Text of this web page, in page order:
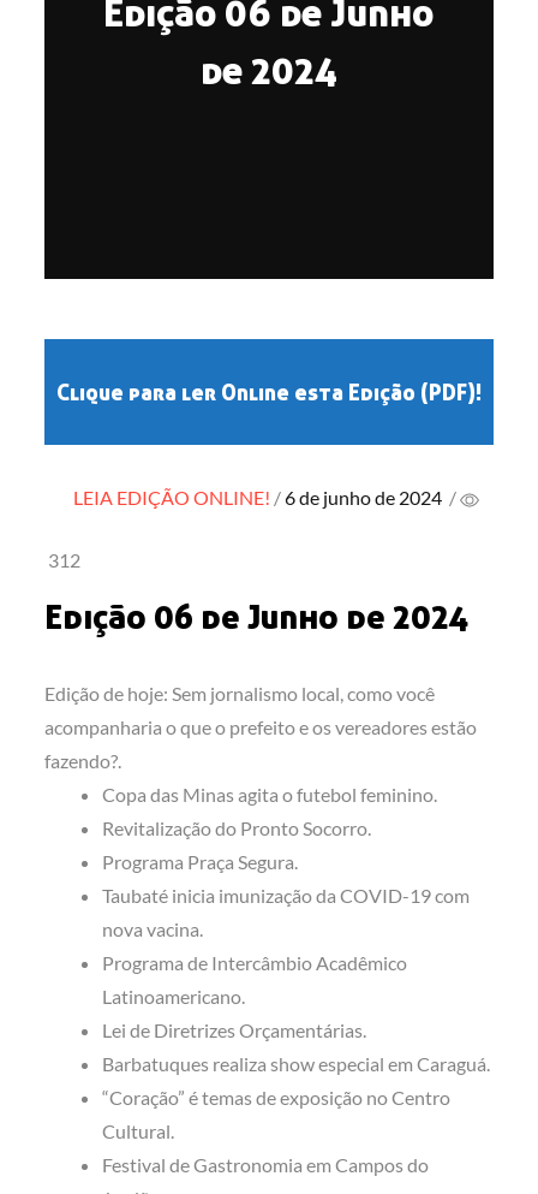
Edição 06 de Junho
de 2024
Clique para ler Online esta Edição (PDF)!
LEIA EDIÇÃO ONLINE! Posted
6 de junho de 2024 /
312
Edição 06 de Junho de 2024
Edição de hoje: Sem jornalismo local, como você
acompanharia o que o prefeito e os vereadores estão
fazendo?.
Copa das Minas agita o futebol feminino.
Revitalização do Pronto Socorro.
Programa Praça Segura.
Taubaté inicia imunização da COVID-19 com
nova vacina.
Programa de Intercâmbio Acadêmico
Latinoamericano.
Lei de Diretrizes Orçamentárias.
Barbatuques realiza show especial em Caraguá.
“Coração” é temas de exposição no Centro
Cultural.
Festival de Gastronomia em Campos do